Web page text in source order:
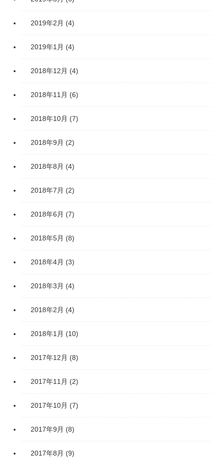
2019年2月 (4)
2019年1月 (4)
2018年12月 (4)
2018年11月 (6)
2018年10月 (7)
2018年9月 (2)
2018年8月 (4)
2018年7月 (2)
2018年6月 (7)
2018年5月 (8)
2018年4月 (3)
2018年3月 (4)
2018年2月 (4)
2018年1月 (10)
2017年12月 (8)
2017年11月 (2)
2017年10月 (7)
2017年9月 (8)
2017年8月 (9)